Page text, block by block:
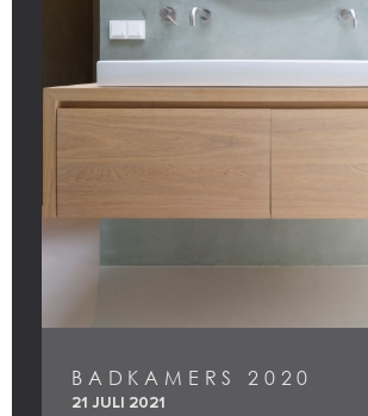
BADKAMERS 2020
21 JULI 2021